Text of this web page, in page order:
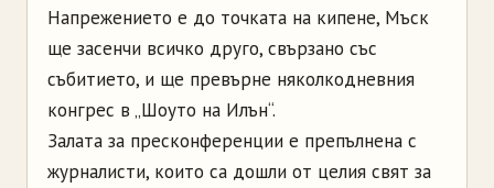
Напрежението е до точката на кипене, Мъск
ще засенчи всичко друго, свързано със
събитието, и ще превърне няколкодневния
конгрес в „Шоуто на Илън“.
Залата за пресконференции е препълнена с
журналисти, които са дошли от целия свят за